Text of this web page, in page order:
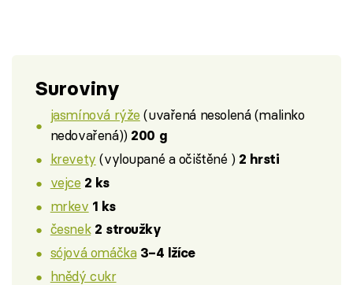
Suroviny
jasmínová rýže (uvařená nesolená (malinko
nedovařená)) 200 g
krevety (vyloupané a očištěné ) 2 hrsti
vejce 2 ks
mrkev 1 ks
česnek 2 stroužky
sójová omáčka 3–4 lžíce
hnědý cukr